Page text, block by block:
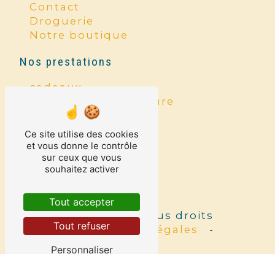
Contact
Droguerie
Notre boutique
Nos prestations
cadeaux
entreprise de peinture
ravalement
droguerie
maroquinerie
peinture intérieure
peinture
©Vistalid- 2026 - Tous droits
réservés -Mentions légales
-
Gestion des cookies
Ce site utilise des cookies
et vous donne le contrôle
sur ceux que vous
souhaitez activer
Tout accepter
Tout refuser
Personnaliser